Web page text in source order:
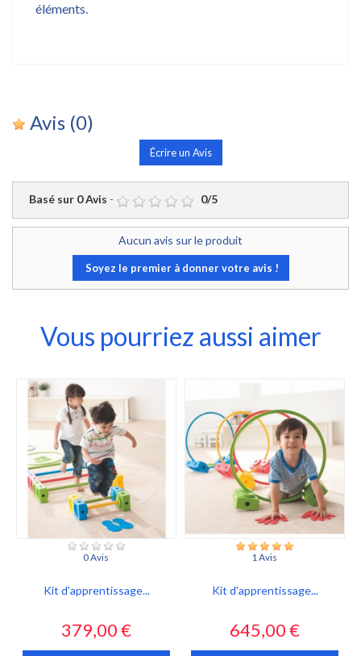
éléments.
Avis (0)
Écrire un Avis
Basé sur 0Avis - 0/5
Aucun avis sur le produit
Soyez le premier à donner votre avis !
Vous pourriez aussi aimer
0 Avis
Kit d'apprentissage...
Prix
379,00 €
1 Avis
Kit d'apprentissage...
Prix
645,00 €